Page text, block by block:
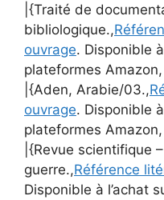
|{Traité de
bibliologique.,
ouvrage. Disponible
plateformes
|{Aden, Arabie/03.,
ouvrage. Disponible
plateformes
|{Revue scientifique
guerre.,Référence
Disponible à l’achat